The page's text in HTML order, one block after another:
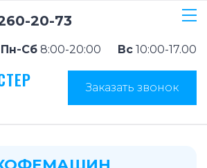
20-73
Пн-Сб 8:00-20:00 Вс 10:00-17.00
Заказать звонок